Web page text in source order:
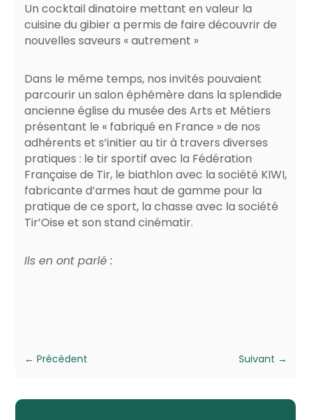
Un cocktail dinatoire mettant en valeur la
cuisine du gibier a permis de faire découvrir de
nouvelles saveurs « autrement »
Dans le même temps, nos invités pouvaient
parcourir un salon éphémère dans la splendide
ancienne église du musée des Arts et Métiers
présentant le « fabriqué en France » de nos
adhérents et s’initier au tir à travers diverses
pratiques : le tir sportif avec la Fédération
Française de Tir, le biathlon avec la société KIWI,
fabricante d’armes haut de gamme pour la
pratique de ce sport, la chasse avec la société
Tir’Oise et son stand cinématir.
Ils en ont parlé :
← Précédent Suivant →